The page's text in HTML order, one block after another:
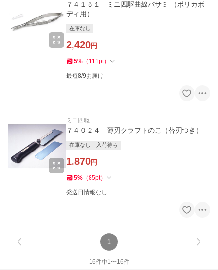
７４１５１ ミニ四駆曲線バサミ （ポリカボ
ディ用）
在庫なし
2,420円
5% （ 111pt）
最短8/9お届け
ミニ四駆
７４０２４ 薄刃クラフトのこ（替刃つき）
在庫なし 入荷待ち
1,870円
5% （85pt）
発送日情報なし
1
16件中1〜16件